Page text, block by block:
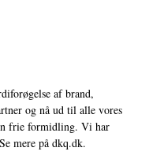
af brand,
og nå ud til alle vores
frie formidling. Vi har
mere på dkq.dk.